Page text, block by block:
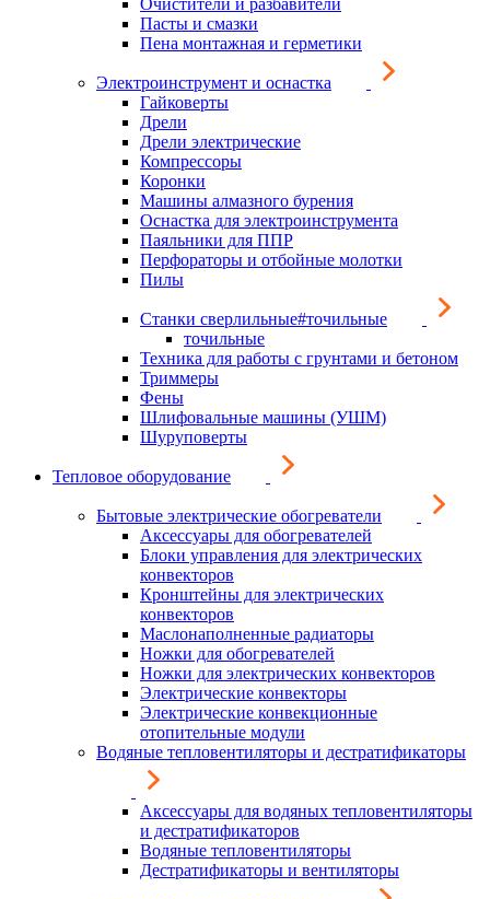
Очистители и разбавители
Пасты и смазки
Пена монтажная и герметики
Электроинструмент и оснастка
Гайковерты
Дрели
Дрели электрические
Компрессоры
Коронки
Машины алмазного бурения
Оснастка для электроинструмента
Паяльники для ППР
Перфораторы и отбойные молотки
Пилы
Станки сверлильные#точильные
точильные
Техника для работы с грунтами и бетоном
Триммеры
Фены
Шлифовальные машины (УШМ)
Шуруповерты
Тепловое оборудование
Бытовые электрические обогреватели
Аксессуары для обогревателей
Блоки управления для электрических
конвекторов
Кронштейны для электрических
конвекторов
Маслонаполненные радиаторы
Ножки для обогревателей
Ножки для электрических конвекторов
Электрические конвекторы
Электрические конвекционные
отопительные модули
Водяные тепловентиляторы и дестратификаторы
Аксессуары для водяных тепловентиляторы
и дестратификаторов
Водяные тепловентиляторы
Дестратификаторы и вентиляторы